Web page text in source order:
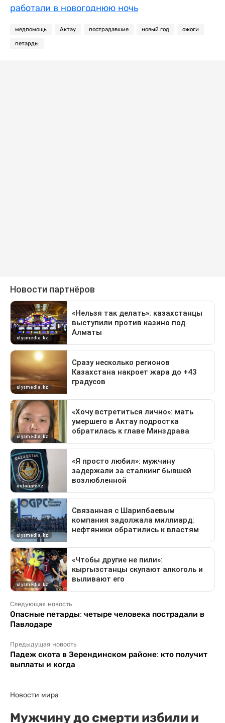
работали в новогоднюю ночь
медпомощь Актау пострадавшие новый год ожоги
петарды
Следующая новость
Опасные петарды: четыре человека пострадали в
Павлодаре
Предыдущая новость
Падеж скота в Зерендинском районе: кто получит
выплаты и когда
Новости мира
Мужчину до смерти избили и